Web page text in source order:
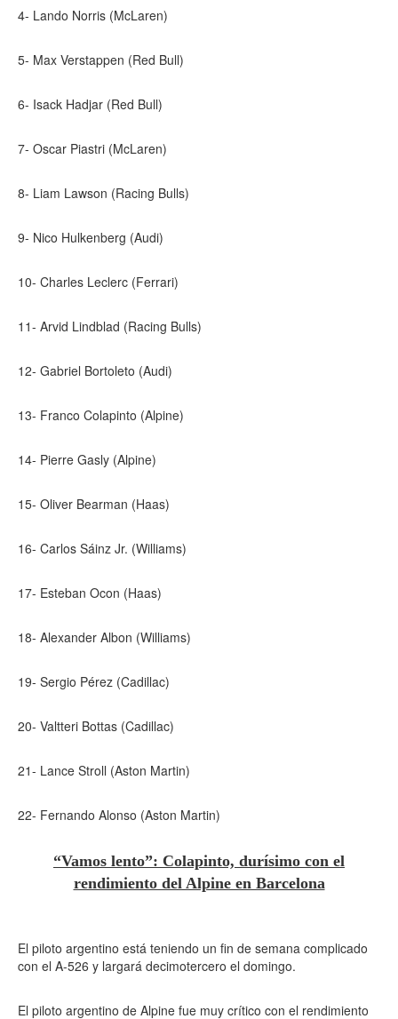
4- Lando Norris (McLaren)
5- Max Verstappen (Red Bull)
6- Isack Hadjar (Red Bull)
7- Oscar Piastri (McLaren)
8- Liam Lawson (Racing Bulls)
9- Nico Hulkenberg (Audi)
10- Charles Leclerc (Ferrari)
11- Arvid Lindblad (Racing Bulls)
12- Gabriel Bortoleto (Audi)
13- Franco Colapinto (Alpine)
14- Pierre Gasly (Alpine)
15- Oliver Bearman (Haas)
16- Carlos Sáinz Jr. (Williams)
17- Esteban Ocon (Haas)
18- Alexander Albon (Williams)
19- Sergio Pérez (Cadillac)
20- Valtteri Bottas (Cadillac)
21- Lance Stroll (Aston Martin)
22- Fernando Alonso (Aston Martin)
“Vamos lento”: Colapinto, durísimo con el
rendimiento del Alpine en Barcelona
El piloto argentino está teniendo un fin de semana complicado
con el A-526 y largará decimotercero el domingo.
El piloto argentino de Alpine fue muy crítico con el rendimiento